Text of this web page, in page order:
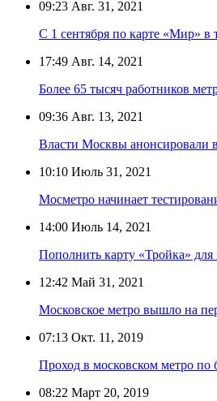
09:23 Авг. 31, 2021
С 1 сентября по карте «Мир» в
17:49 Авг. 14, 2021
Более 65 тысяч работников
09:36 Авг. 13, 2021
Власти Москвы анонсировали
10:10 Июль 31, 2021
Мосметро начинает
14:00 Июль 14, 2021
Пополнить карту «Тройка»
12:42 Май 31, 2021
Московское метро вышло на
07:13 Окт. 11, 2019
Проход в московском метро по
08:22 Март 20, 2019